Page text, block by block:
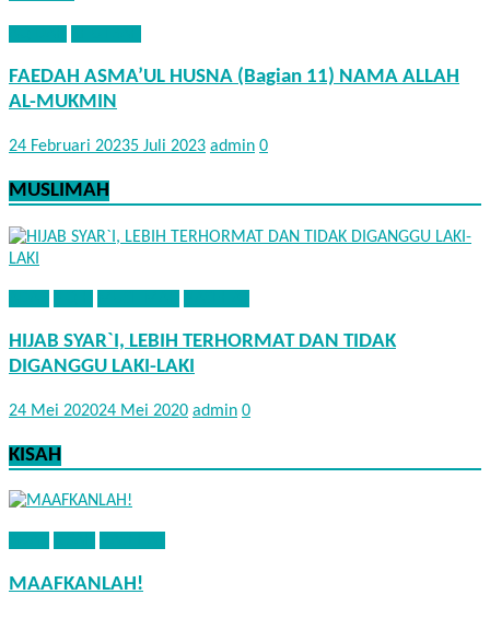
FAEDAH ASMA’UL HUSNA (Bagian 11) NAMA ALLAH
AL-MUKMIN
24 Februari 20235 Juli 2023 admin 0
MUSLIMAH
HIJAB SYAR`I, LEBIH TERHORMAT DAN TIDAK
DIGANGGU LAKI-LAKI
24 Mei 202024 Mei 2020 admin 0
KISAH
MAAFKANLAH!